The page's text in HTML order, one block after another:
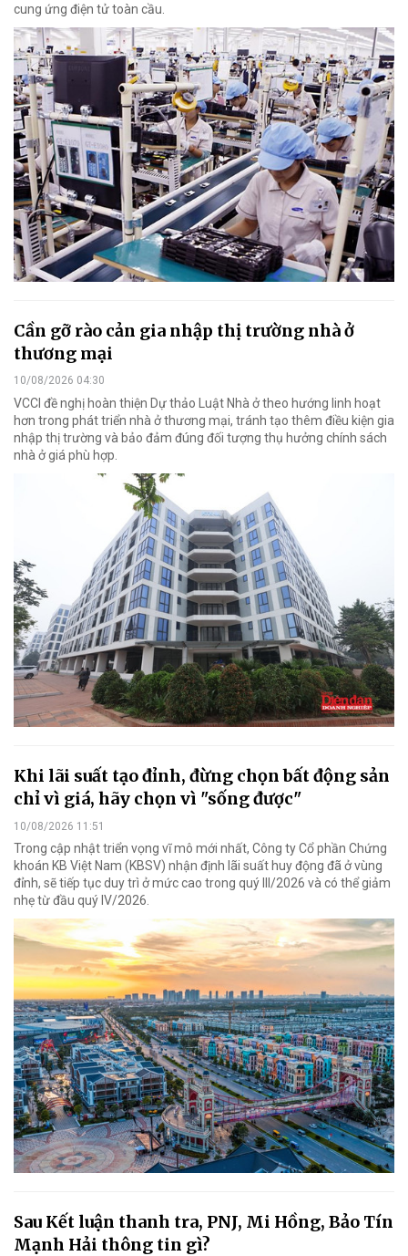
cung ứng điện tử toàn cầu.
Cần gỡ rào cản gia nhập thị trường nhà ở
thương mại
10/08/2026 04:30
VCCI đề nghị hoàn thiện Dự thảo Luật Nhà ở theo hướng linh hoạt
hơn trong phát triển nhà ở thương mại, tránh tạo thêm điều kiện gia
nhập thị trường và bảo đảm đúng đối tượng thụ hưởng chính sách
nhà ở giá phù hợp.
Khi lãi suất tạo đỉnh, đừng chọn bất động sản
chỉ vì giá, hãy chọn vì "sống được"
10/08/2026 11:51
Trong cập nhật triển vọng vĩ mô mới nhất, Công ty Cổ phần Chứng
khoán KB Việt Nam (KBSV) nhận định lãi suất huy động đã ở vùng
đỉnh, sẽ tiếp tục duy trì ở mức cao trong quý III/2026 và có thể giảm
nhẹ từ đầu quý IV/2026.
Sau Kết luận thanh tra, PNJ, Mi Hồng, Bảo Tín
Mạnh Hải thông tin gì?